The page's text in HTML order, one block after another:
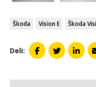
Škoda Vision E Škoda
Deli: